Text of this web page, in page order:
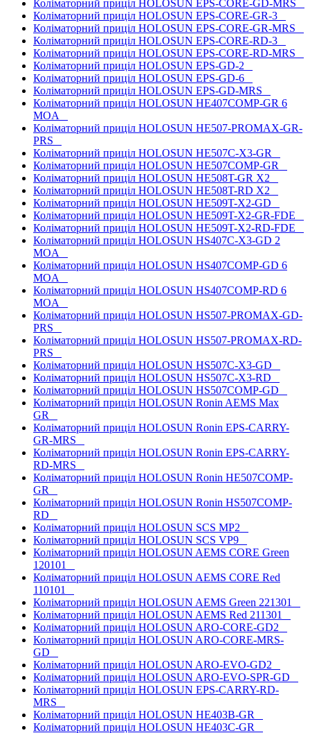
Коліматорний приціл HOLOSUN EPS-CORE-GD-MRS
Коліматорний приціл HOLOSUN EPS-CORE-GR-3
Коліматорний приціл HOLOSUN EPS-CORE-GR-MRS
Коліматорний приціл HOLOSUN EPS-CORE-RD-3
Коліматорний приціл HOLOSUN EPS-CORE-RD-MRS
Коліматорний приціл HOLOSUN EPS-GD-2
Коліматорний приціл HOLOSUN EPS-GD-6
Коліматорний приціл HOLOSUN EPS-GD-MRS
Коліматорний приціл HOLOSUN HE407COMP-GR 6
MOA
Коліматорний приціл HOLOSUN HE507-PROMAX-GR-
PRS
Коліматорний приціл HOLOSUN HE507C-X3-GR
Коліматорний приціл HOLOSUN HE507COMP-GR
Коліматорний приціл HOLOSUN HE508T-GR X2
Коліматорний приціл HOLOSUN HE508T-RD X2
Коліматорний приціл HOLOSUN HE509T-X2-GD
Коліматорний приціл HOLOSUN HE509T-X2-GR-FDE
Коліматорний приціл HOLOSUN HE509T-X2-RD-FDE
Коліматорний приціл HOLOSUN HS407C-X3-GD 2
MOA
Коліматорний приціл HOLOSUN HS407COMP-GD 6
MOA
Коліматорний приціл HOLOSUN HS407COMP-RD 6
MOA
Коліматорний приціл HOLOSUN HS507-PROMAX-GD-
PRS
Коліматорний приціл HOLOSUN HS507-PROMAX-RD-
PRS
Коліматорний приціл HOLOSUN HS507C-X3-GD
Коліматорний приціл HOLOSUN HS507C-X3-RD
Коліматорний приціл HOLOSUN HS507COMP-GD
Коліматорний приціл HOLOSUN Ronin AEMS Max
GR
Коліматорний приціл HOLOSUN Ronin EPS-CARRY-
GR-MRS
Коліматорний приціл HOLOSUN Ronin EPS-CARRY-
RD-MRS
Коліматорний приціл HOLOSUN Ronin HE507COMP-
GR
Коліматорний приціл HOLOSUN Ronin HS507COMP-
RD
Коліматорний приціл HOLOSUN SCS MP2
Коліматорний приціл HOLOSUN SCS VP9
Коліматорний приціл HOLOSUN AEMS CORE Green
120101
Коліматорний приціл HOLOSUN AEMS CORE Red
110101
Коліматорний приціл HOLOSUN AEMS Green 221301
Коліматорний приціл HOLOSUN AEMS Red 211301
Коліматорний приціл HOLOSUN ARO-CORE-GD2
Коліматорний приціл HOLOSUN ARO-CORE-MRS-
GD
Коліматорний приціл HOLOSUN ARO-EVO-GD2
Коліматорний приціл HOLOSUN ARO-EVO-SPR-GD
Коліматорний приціл HOLOSUN EPS-CARRY-RD-
MRS
Коліматорний приціл HOLOSUN HE403B-GR
Коліматорний приціл HOLOSUN HE403C-GR